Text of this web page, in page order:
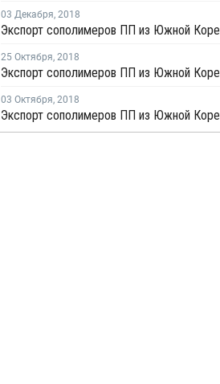
03 Декабря, 2018
25 Октября, 2018
03 Октября, 2018